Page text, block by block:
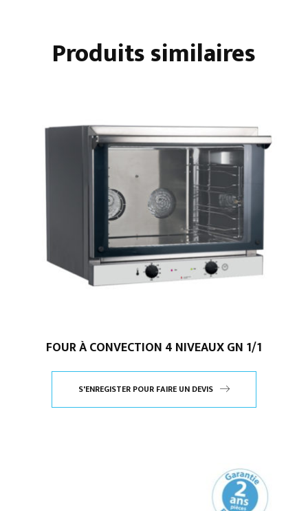
Produits similaires
FOUR À CONVECTION 4 NIVEAUX GN 1/1
S'ENREGISTER POUR FAIRE UN DEVIS